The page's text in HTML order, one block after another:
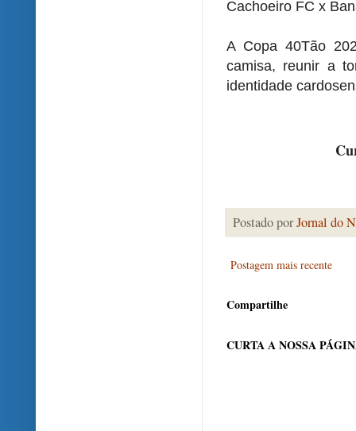
Cachoeiro FC x
A Copa 40Tão
camisa, reunir a
identidade
Postado porJornal do
Postagem mais recente
Compartilhe
CURTA A NOSSA